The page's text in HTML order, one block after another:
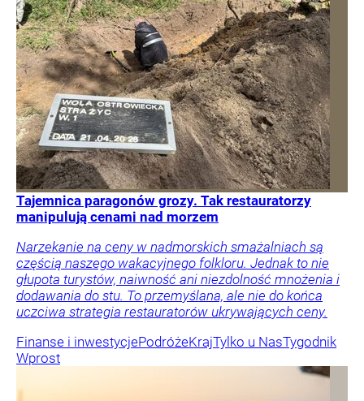
Tajemnica paragonów grozy. Tak restauratorzy
manipulują cenami nad morzem
Narzekanie na ceny w nadmorskich smażalniach są
częścią naszego wakacyjnego folkloru. Jednak to nie
głupota turystów, naiwność ani niezdolność mnożenia i
dodawania do stu. To przemyślana, ale nie do końca
uczciwa strategia restauratorów ukrywających ceny.
Finanse i inwestycjePodróżeKrajTylko u NasTygodnik
Wprost